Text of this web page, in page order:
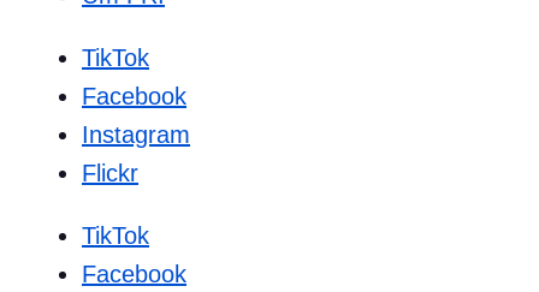
TikTok
Facebook
Instagram
Flickr
TikTok
Facebook